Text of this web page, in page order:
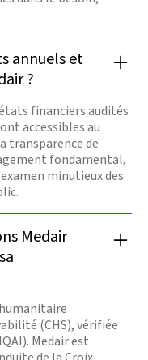
annuels et
?
financiers audités
accessibles au
transparence de
fondamental,
minutieux des
Medair
(CHS), vérifiée
Medair est